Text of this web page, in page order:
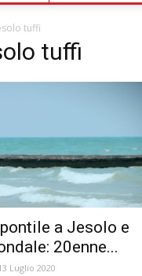
tuffi
tuffi
a Jesolo e
20enne...
Luglio 2020